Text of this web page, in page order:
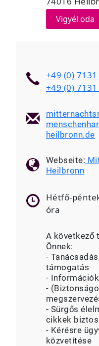
Vigyél oda
+49 (0)
+49 (0)
heilbronn.de
Webseite:
Heilbronn
Hétfő-
óra
A következő
Önnek:
-
támogatás
- Információk
-
- Sürgős
cikkek
- Kérésre
közvetítése